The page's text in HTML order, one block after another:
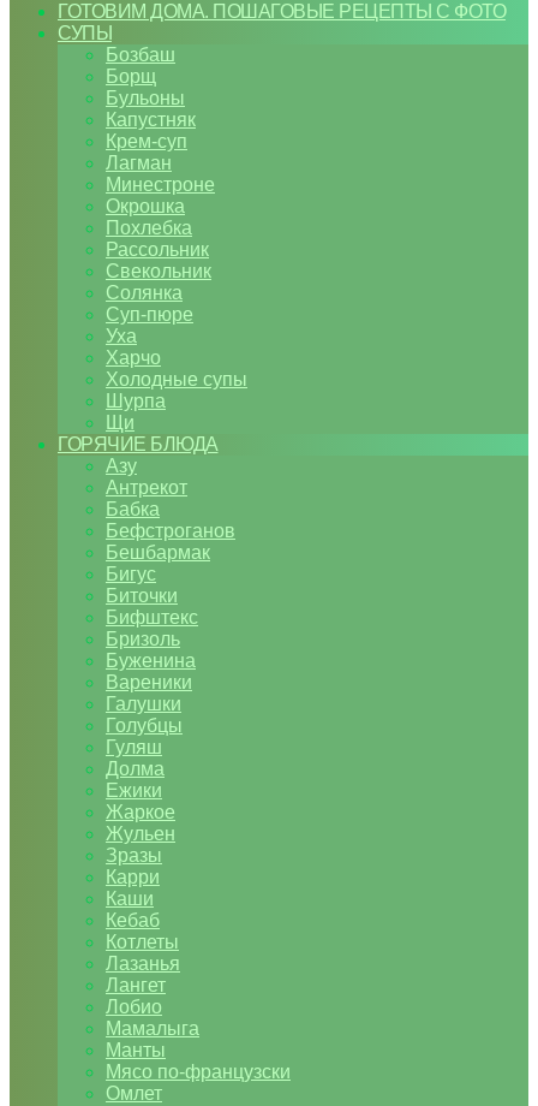
ГОТОВИМ ДОМА. ПОШАГОВЫЕ РЕЦЕПТЫ С ФОТО
СУПЫ
Бозбаш
Борщ
Бульоны
Капустняк
Крем-суп
Лагман
Минестроне
Окрошка
Похлебка
Рассольник
Свекольник
Солянка
Суп-пюре
Уха
Харчо
Холодные супы
Шурпа
Щи
ГОРЯЧИЕ БЛЮДА
Азу
Антрекот
Бабка
Бефстроганов
Бешбармак
Бигус
Биточки
Бифштекс
Бризоль
Буженина
Вареники
Галушки
Голубцы
Гуляш
Долма
Ежики
Жаркое
Жульен
Зразы
Карри
Каши
Кебаб
Котлеты
Лазанья
Лангет
Лобио
Мамалыга
Манты
Мясо по-французски
Омлет